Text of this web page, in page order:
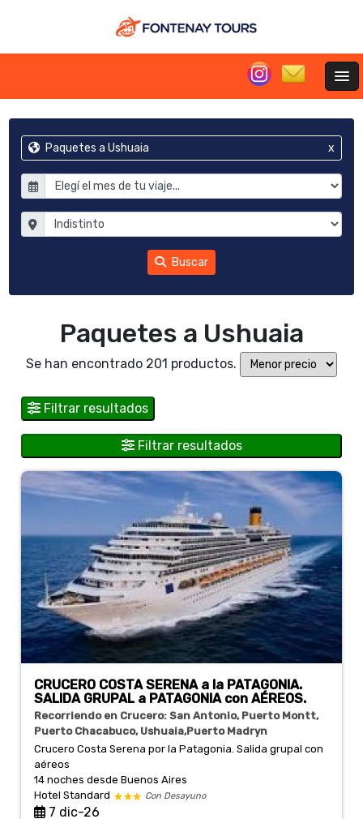
Paquetes a Ushuaia x
Buscar
Paquetes a Ushuaia
Se han encontrado 201 productos.
Filtrar resultados
Filtrar resultados
CRUCERO COSTA SERENA a la PATAGONIA.
SALIDA GRUPAL a PATAGONIA con AÉREOS.
Recorriendo en Crucero: San Antonio, Puerto Montt,
Puerto Chacabuco, Ushuaia,Puerto Madryn
Crucero Costa Serena por la Patagonia. Salida grupal con
aéreos
14 nochesdesde Buenos Aires
Hotel Standard
Con Desayuno
7 dic-26